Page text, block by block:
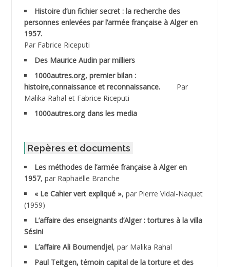
ABDELMOUMENE Ahmed
ABDESMED Mohamed ben Kaddour
ABDESSELAMI Kouider
ABDESSLEM Ahmed dit le Coiffeur
ABDOUDOU
ABID Mohamed
ABNOUN Salah
ACHACHE M.*
ACHLAF Ali
ADALMI
Histoire d’un fichier secret : la recherche des
personnes enlevées par l’armée française à Alger en
1957.
Par Fabrice Riceputi
Des Maurice Audin par milliers
1000autres.org, premier bilan :
histoire,connaissance et reconnaissance.
Par
Malika Rahal et Fabrice Riceputi
1000autres.org dans les media
Repères et documents
Les méthodes de l’armée française à Alger en
1957, par Raphaëlle Branche
« Le Cahier vert expliqué », par Pierre Vidal-Naquet
(1959)
L’affaire des enseignants d’Alger : tortures à la villa
Sésini
L’affaire Ali Boumendjel, par Malika Rahal
Paul Teitgen, témoin capital de la torture et des